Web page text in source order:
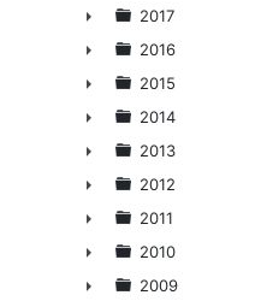
►
►
2017
►
2016
►
2015
►
2014
►
2013
►
2012
►
2011
►
2010
2009